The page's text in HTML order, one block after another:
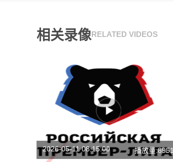
相关录像RELATED VIDEOS
2026-05-11 08:15:00 播放量:8951